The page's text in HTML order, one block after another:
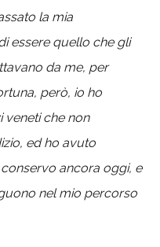
la mia
essere quello che gli
da me, per
però, io ho
veneti che non
ed ho avuto
ancora oggi, e
nel mio percorso